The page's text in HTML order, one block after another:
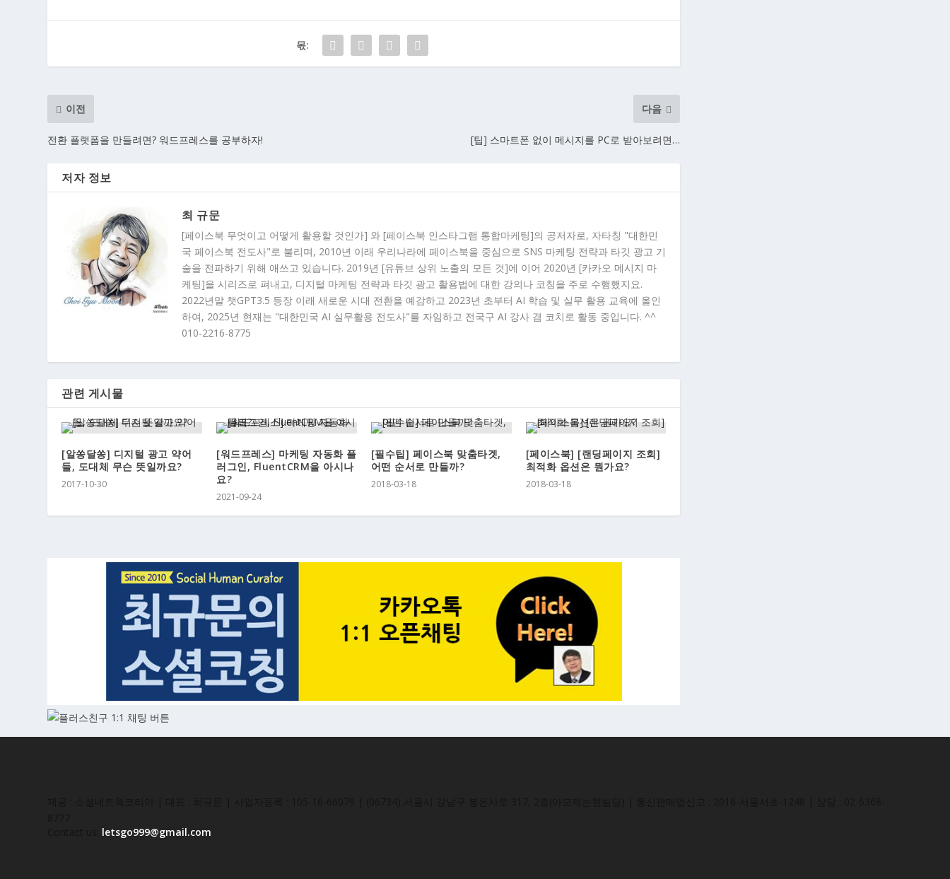
몫:
이전
전환 플랫폼을 만들려면? 워드프레스를 공부하자!
다음
[팁] 스마트폰 없이 메시지를 PC로 받아보려면…
저자 정보
최 규문
[페이스북 무엇이고 어떻게 활용할 것인가] 와 [페이스북 인스타그램 통합마케팅]의 공저자로, 자타칭 "대한민
국 페이스북 전도사"로 불리며, 2010년 이래 우리나라에 페이스북을 중심으로 SNS 마케팅 전략과 타깃 광고 기
술을 전파하기 위해 애쓰고 있습니다. 2019년 [유튜브 상위 노출의 모든 것]에 이어 2020년 [카카오 메시지 마
케팅]을 시리즈로 펴내고, 디지털 마케팅 전략과 타깃 광고 활용법에 대한 강의나 코칭을 주로 수행했지요.
2022년말 챗GPT3.5 등장 이래 새로운 시대 전환을 예감하고 2023년 초부터 AI 학습 및 실무 활용 교육에 올인
하여, 2025년 현재는 "대한민국 AI 실무활용 전도사"를 자임하고 전국구 AI 강사 겸 코치로 활동 중입니다. ^^
010-2216-8775
관련 게시물
[알쏭달쏭] 디지털 광고 약어
들, 도대체 무슨 뜻일까요?
2017-10-30
[워드프레스] 마케팅 자동화 플
러그인, FluentCRM을 아시나
요?
2021-09-24
[필수팁] 페이스북 맞춤타겟,
어떤 순서로 만들까?
2018-03-18
[페이스북] [랜딩페이지 조회]
최적화 옵션은 뭔가요?
2018-03-18
letsgo999@gmail.com